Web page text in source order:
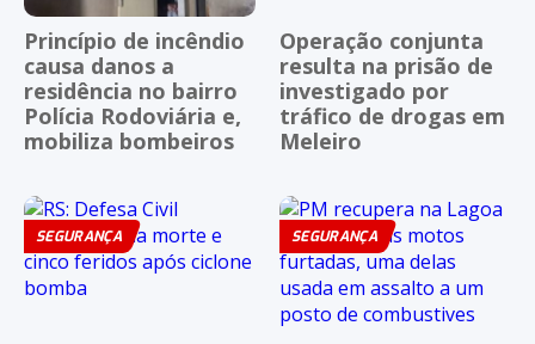
Princípio de incêndio
causa danos a
residência no bairro
Polícia Rodoviária e,
mobiliza bombeiros
Operação conjunta
resulta na prisão de
investigado por
tráfico de drogas em
Meleiro
SEGURANÇA SEGURANÇA